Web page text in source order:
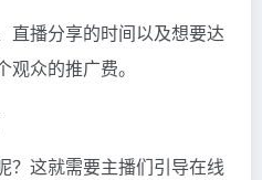
直播分享的时间以及想要达
众的推广费。
？这就需要主播们引导在线